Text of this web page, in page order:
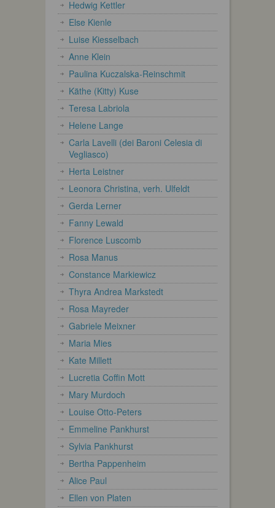
Hedwig Kettler
Else Kienle
Luise Kiesselbach
Anne Klein
Paulina Kuczalska-Reinschmit
Käthe (Kitty) Kuse
Teresa Labriola
Helene Lange
Carla Lavelli (dei Baroni Celesia di
Vegliasco)
Herta Leistner
Leonora Christina, verh. Ulfeldt
Gerda Lerner
Fanny Lewald
Florence Luscomb
Rosa Manus
Constance Markiewicz
Thyra Andrea Markstedt
Rosa Mayreder
Gabriele Meixner
Maria Mies
Kate Millett
Lucretia Coffin Mott
Mary Murdoch
Louise Otto-Peters
Emmeline Pankhurst
Sylvia Pankhurst
Bertha Pappenheim
Alice Paul
Ellen von Platen